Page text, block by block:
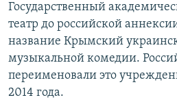
Государственный
театр до российской
название Крымский
музыкальной комедии.
переименовали это
2014 года.